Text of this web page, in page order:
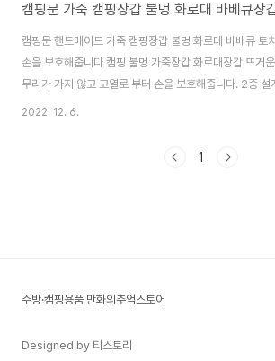
캠핑문 가죽 캠핑장갑 불멍 화로대 바베큐장
캠핑문 핸드메이드 가죽 캠핑장갑 불멍 화로대 바베큐 토
손을 보호해줍니다 캠핑 불멍 가죽장갑 화로대장갑 뜨거
무리가 가지 않고 고열로 부터 손을 보호해줍니다. 2중 설
2중으로 고열과 충격으로부터 안전하게 손을 지켜주며 찍
질 캠핑장갑 비비큐, BBQ장갑 캠핑용품 바이크 장작난로
2022. 12. 6.
1
주방·캠핑용품 만화의추억스토어
Designed by 티스토리